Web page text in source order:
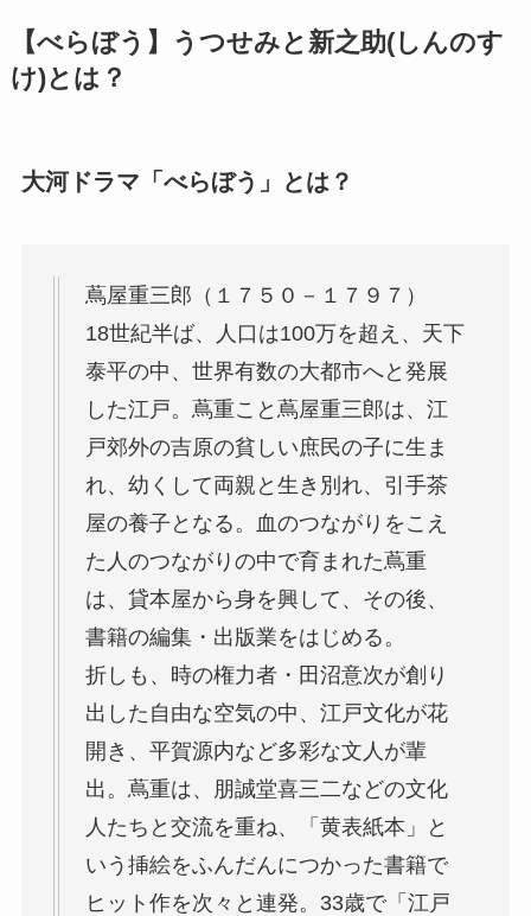
【べらぼう】うつせみと新之助(しんのす
け)とは？
大河ドラマ「べらぼう」とは？
蔦屋重三郎（１７５０－１７９７）
18世紀半ば、人口は100万を超え、天下
泰平の中、世界有数の大都市へと発展
した江戸。蔦重こと蔦屋重三郎は、江
戸郊外の吉原の貧しい庶民の子に生ま
れ、幼くして両親と生き別れ、引手茶
屋の養子となる。血のつながりをこえ
た人のつながりの中で育まれた蔦重
は、貸本屋から身を興して、その後、
書籍の編集・出版業をはじめる。
折しも、時の権力者・田沼意次が創り
出した自由な空気の中、江戸文化が花
開き、平賀源内など多彩な文人が輩
出。蔦重は、朋誠堂喜三二などの文化
人たちと交流を重ね、「黄表紙本」と
いう挿絵をふんだんにつかった書籍で
ヒット作を次々と連発。33歳で「江戸